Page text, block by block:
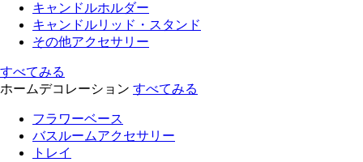
キャンドルホルダー
キャンドルリッド・スタンド
その他アクセサリー
すべてみる
ホームデコレーション すべてみる
フラワーベース
バスルームアクセサリー
トレイ